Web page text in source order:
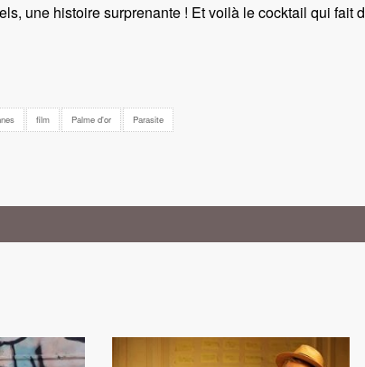
une histoire surprenante ! Et voilà le cocktail qui fait
film Palme d'or Parasite